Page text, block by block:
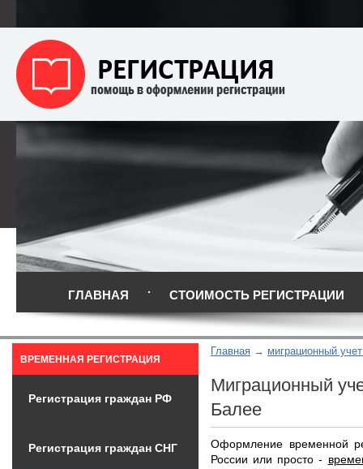
ГЛАВНАЯ СТОИМОСТЬ РЕГИСТРАЦИИ
Главная миграционный
Миграционный
Балее
Оформление временной
России или просто -
ВРЕМЕННАЯ РЕГИСТРАЦИЯ
Регистрация граждан РФ
Регистрация граждан СНГ